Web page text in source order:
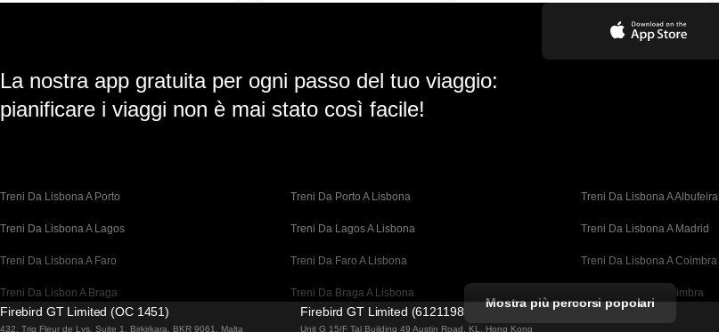
La nostra app gratuita per ogni passo del tuo viaggio:
pianificare i viaggi non è mai stato così facile!
Treni Da Lisbona A Porto Treni Da Porto A Lisbona Treni Da Lisbona A Albufeira
Treni Da Lisbona A Lagos Treni Da Lagos A Lisbona Treni Da Lisbona A Madrid
Treni Da Lisbona A Faro Treni Da Faro A Lisbona Treni Da Lisbona A Coimbra
Treni Da Lisbon A Braga Treni Da Braga A Lisbona Treni Da Porto A Coimbra
Treni Da Barcellona A Madrid Treni Da Madrid A Barcellona
Mostra più percorsi popolari
Firebird GT Limited (OC 1451)
432, Triq Fleur de Lys, Suite 1, Birkirkara, BKR 9061, Malta
Firebird GT Limited (61211989)
Unit G 15/F Tal Building 49 Austin Road, KL, Hong Kong